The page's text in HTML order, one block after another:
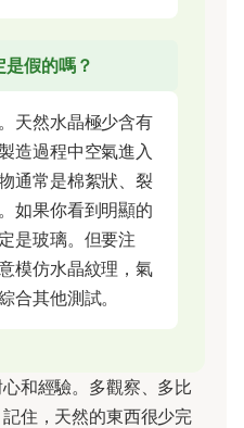
假的嗎？
天然水晶極少含有
造過程中空氣進入
通常是棉絮狀、裂
如果你看到明顯的
是玻璃。但要注
模仿水晶紋理，氣
合其他測試。
和經驗。多觀察、多比
住，天然的東西很少完